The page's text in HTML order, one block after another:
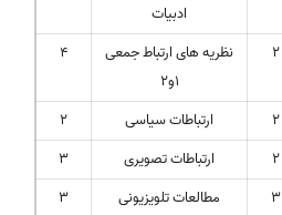
ادبیات
2
نظریه های ارتباط جمعی
1و2
4
2 ارتباطات سیاسی
2
2 ارتباطات تصویری
3
3 مطالعات تلویزیونی
3